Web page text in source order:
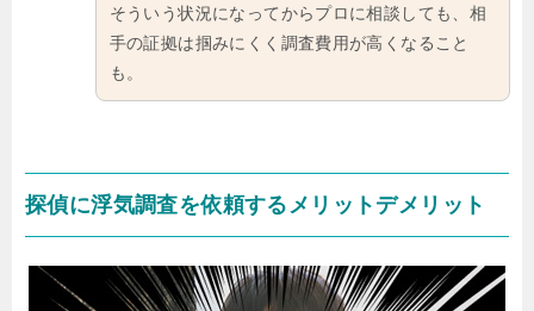
そういう状況になってからプロに相談しても、相
手の証拠は掴みにくく調査費用が高くなること
も。
探偵に浮気調査を依頼するメリットデメリット